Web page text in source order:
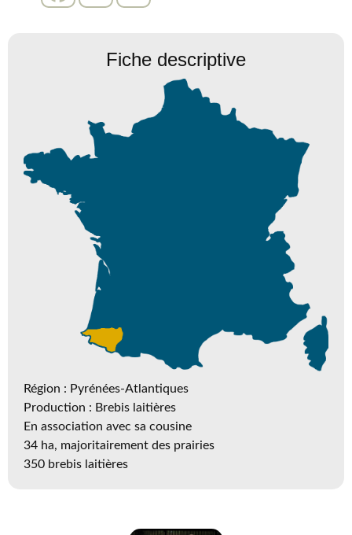
Fiche descriptive
Région : Pyrénées-Atlantiques
Production : Brebis laitières
En association avec sa cousine
34 ha, majoritairement des prairies
350 brebis laitières